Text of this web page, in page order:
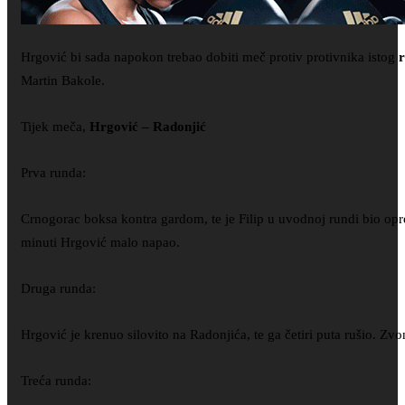
Hrgović bi sada napokon trebao dobiti meč protiv protivnika istog
Martin Bakole.
Tijek meča, Hrgović – Radonjić
Prva runda:
Crnogorac boksa kontra gardom, te je Filip u uvodnoj rundi bio
minuti Hrgović malo napao.
Druga runda:
Hrgović je krenuo silovito na Radonjića, te ga četiri puta rušio.
Treća runda: